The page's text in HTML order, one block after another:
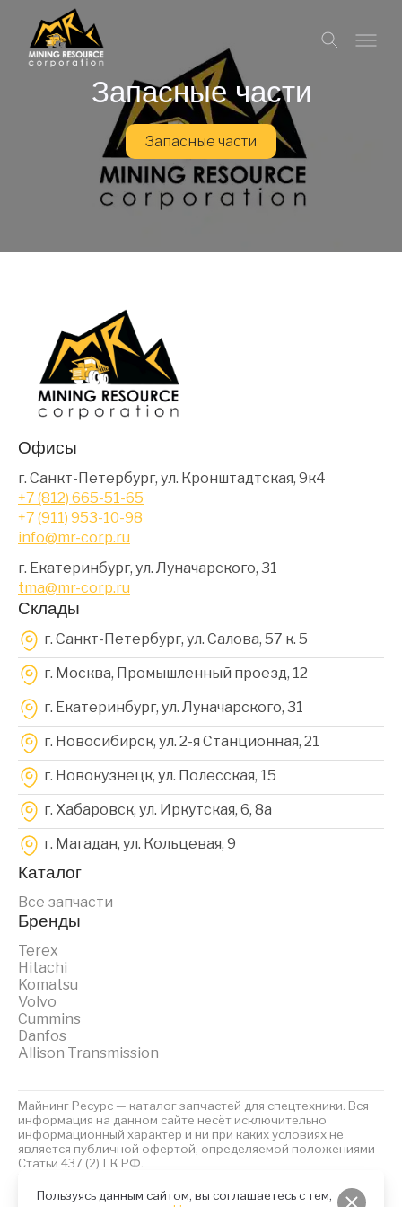
Пользуясь данным сайтом, вы соглашаетесь с тем,
Запасные части
Запасные части
Офисы
г. Санкт-Петербург, ул. Кронштадтская, 9к4
+7 (812) 665-51-65
+7 (911) 953-10-98
info@mr-corp.ru
г. Екатеринбург, ул. Луначарского, 31
tma@mr-corp.ru
Склады
г. Санкт-Петербург, ул. Салова, 57 к. 5
г. Москва, Промышленный проезд, 12
г. Екатеринбург, ул. Луначарского, 31
г. Новосибирск, ул. 2-я Станционная, 21
г. Новокузнецк, ул. Полесская, 15
г. Хабаровск, ул. Иркутская, 6, 8a
г. Магадан, ул. Кольцевая, 9
Каталог
Все запчасти
Бренды
Terex
Hitachi
Komatsu
Volvo
Cummins
Danfos
Allison Transmission
Майнинг Ресурс — каталог запчастей для спецтехники. Вся
информация на данном сайте несёт исключительно
информационный характер и ни при каких условиях не
является публичной офертой, определяемой положениями
Статьи 437 (2) ГК РФ.
Политика обработки персональных данныхФайлы Cookies